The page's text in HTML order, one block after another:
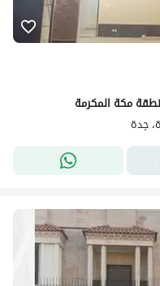
مكة المكرمة
جدة